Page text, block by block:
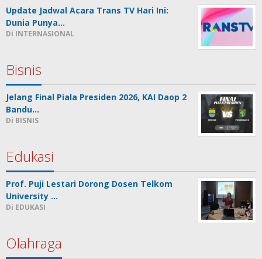
Update Jadwal Acara Trans TV Hari Ini:
Dunia Punya…
Di INTERNASIONAL
Bisnis
Jelang Final Piala Presiden 2026, KAI Daop 2
Bandu…
Di BISNIS
Edukasi
Prof. Puji Lestari Dorong Dosen Telkom
University …
Di EDUKASI
Olahraga